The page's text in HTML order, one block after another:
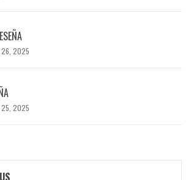
26, 2025
25, 2025